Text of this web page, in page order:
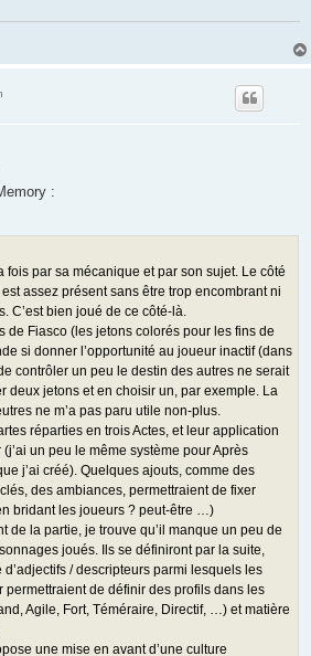
:
fois par sa mécanique et par son sujet. Le côté
assez présent sans être trop encombrant ni
C’est bien joué de ce côté-là.
de Fiasco (les jetons colorés pour les fins de
si donner l’opportunité au joueur inactif (dans
contrôler un peu le destin des autres ne serait
deux jetons et en choisir un, par exemple. La
ne m’a pas paru utile non-plus.
réparties en trois Actes, et leur application
un peu le même système pour Après
j’ai créé). Quelques ajouts, comme des
des ambiances, permettraient de fixer
bridant les joueurs ? peut-être …)
de la partie, je trouve qu’il manque un peu de
joués. Ils se définiront par la suite,
/ descripteurs parmi lesquels les
permettraient de définir des profils dans les
Agile, Fort, Téméraire, Directif, …) et matière
une mise en avant d’une culture